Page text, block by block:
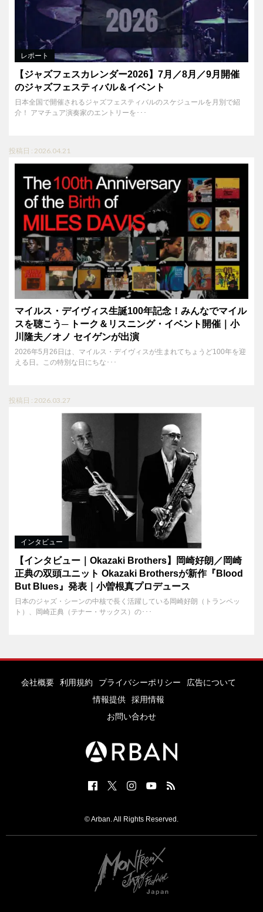
レポート
【ジャズフェスカレンダー2026】7月／8月／9月開催
のジャズフェスティバル＆イベント
日本全国で開催されるジャズフェスティバルのスケジュールを月別で紹
介！ アマチュア演奏家のエントリーを･･･
投稿日 : 2026.04.21
マイルス・デイヴィス生誕100年記念！みんなでマイル
スを聴こう─ トーク＆リスニング・イベント開催｜小
川隆夫／オノ セイゲンが出演
2026年5月26日は、マイルス・デイヴィスが生まれてちょうど100年を迎
える日。この特別な日にちな･･･
投稿日 : 2026.03.27
インタビュー
【インタビュー｜Okazaki Brothers】岡崎好朗／岡崎
正典の双頭ユニット Okazaki Brothersが新作『Blood
But Blues』発表｜小曽根真プロデュース
日本のジャズ・シーンの中核で長く活躍している岡崎好朗（トランペッ
ト）、岡崎正典（テナー・サックス）の･･･
会社概要 利用規約 プライバシーポリシー
広告について
情報提供
採用情報
お問い合わせ
© Arban. All Rights Reserved.